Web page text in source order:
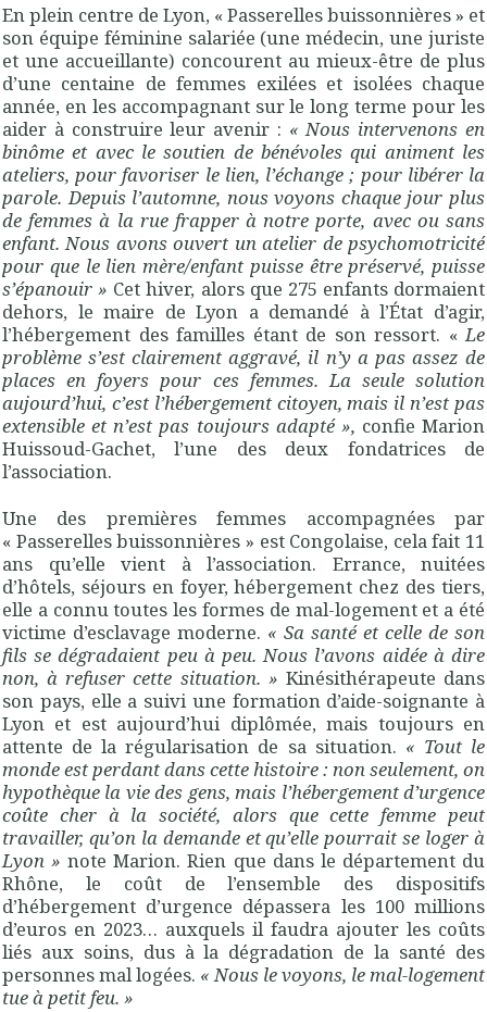
En plein centre de Lyon, « Passerelles buissonnières » et
son équipe féminine salariée (une médecin, une juriste
et une accueillante) concourent au mieux-être de plus
d’une centaine de femmes exilées et isolées chaque
année, en les accompagnant sur le long terme pour les
aider à construire leur avenir : « Nous intervenons en
binôme et avec le soutien de bénévoles qui animent les
ateliers, pour favoriser le lien, l’échange ; pour libérer la
parole. Depuis l’automne, nous voyons chaque jour plus
de femmes à la rue frapper à notre porte, avec ou sans
enfant. Nous avons ouvert un atelier de psychomotricité
pour que le lien mère/enfant puisse être préservé, puisse
s’épanouir » Cet hiver, alors que 275 enfants dormaient
dehors, le maire de Lyon a demandé à l’État d’agir,
l’hébergement des familles étant de son ressort. «Le
problème s’est clairement aggravé, il n’y a pas assez de
places en foyers pour ces femmes. La seule solution
aujourd’hui, c’est l’hébergement citoyen, mais il n’est pas
extensible et n’est pas toujours adapté », confie Marion
Huissoud-Gachet, l’une des deux fondatrices de
l’association.
Une des premières femmes accompagnées par
« Passerelles buissonnières » est Congolaise, cela fait 11
ans qu’elle vient à l’association. Errance, nuitées
d’hôtels, séjours en foyer, hébergement chez des tiers,
elle a connu toutes les formes de mal-logement et a été
victime d’esclavage moderne. « Sa santé et celle de son
fils se dégradaient peu à peu. Nous l’avons aidée à dire
non, à refuser cette situation. » Kinésithérapeute dans
son pays, elle a suivi une formation d’aide-soignante à
Lyon et est aujourd’hui diplômée, mais toujours en
attente de la régularisation de sa situation. « Tout le
monde est perdant dans cette histoire : non seulement, on
hypothèque la vie des gens, mais l’hébergement d’urgence
coûte cher à la société, alors que cette femme peut
travailler, qu’on la demande et qu’elle pourrait se loger à
Lyon » note Marion. Rien que dans le département du
Rhône, le coût de l’ensemble des dispositifs
d’hébergement d’urgence dépassera les 100 millions
d’euros en 2023… auxquels il faudra ajouter les coûts
liés aux soins, dus à la dégradation de la santé des
personnes mal logées. « Nous le voyons, le mal-logement
tue à petit feu. »